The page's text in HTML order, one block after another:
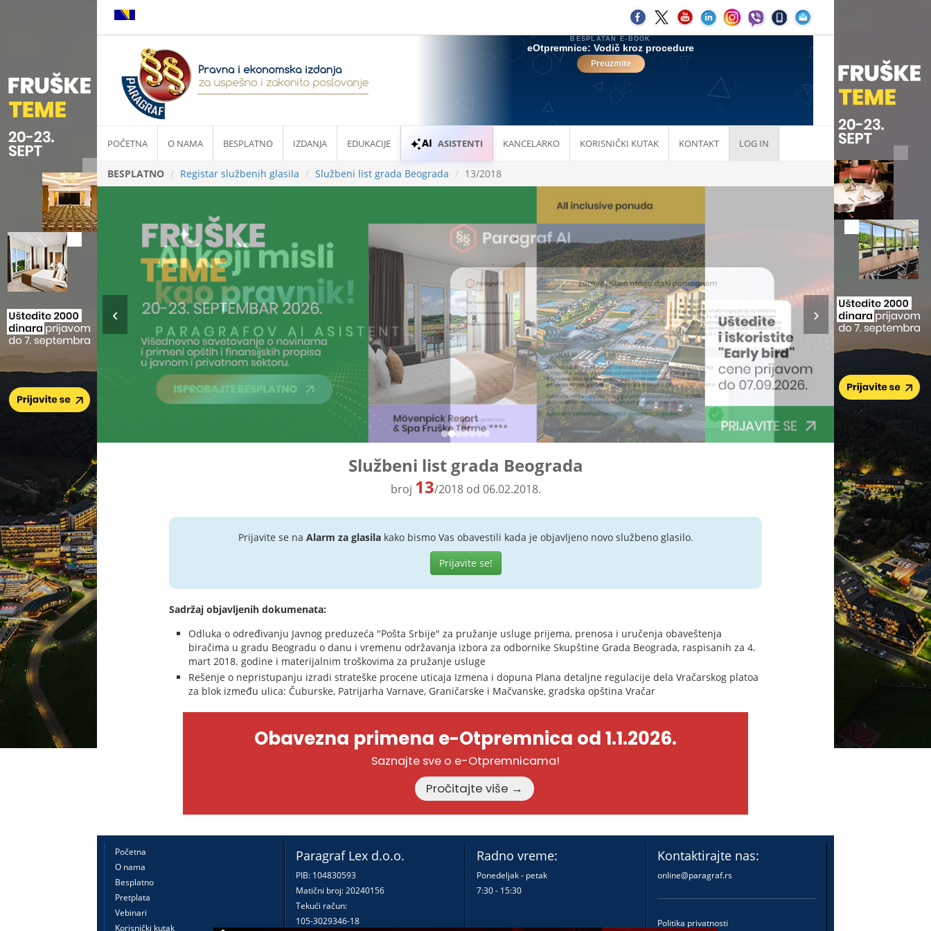
POČETNA O NAMA BESPLATNO IZDANJA EDUKACIJE ASISTENTI KANCELARKO KORISNIČKI KUTAK KONTAKT LOG IN
BESPLATNO Registar službenih glasila Službeni list grada Beograda 13/2018
Službeni list grada Beograda
broj 13/2018 od 06.02.2018.
Prijavite se na Alarm za glasilakako bismo Vas obavestili kada je objavljeno novo službeno glasilo.
Prijavite se!
Sadržaj objavljenih dokumenata:
Odluka o određivanju Javnog preduzeća "Pošta Srbije" za pružanje usluge prijema, prenosa i uručenja obaveštenja
biračima u gradu Beogradu o danu i vremenu održavanja izbora za odbornike Skupštine Grada Beograda, raspisanih za 4.
mart 2018. godine i materijalnim troškovima za pružanje usluge
Rešenje o nepristupanju izradi strateške procene uticaja Izmena i dopuna Plana detaljne regulacije dela Vračarskog platoa
za blok između ulica: Čuburske, Patrijarha Varnave, Graničarske i Mačvanske, gradska opština Vračar
Obavezna primena e-Otpremnica od 1.1.2026.
Saznajte sve o e-Otpremnicama!
Pročitajte više →
Početna
O nama
Besplatno
Pretplata
Vebinari
Korisnički kutak
Paragraf Lex d.o.o.
PIB: 104830593
Matični broj: 20240156
Tekući račun:
105-3029346-18
Radno vreme:
Ponedeljak - petak
7:30 - 15:30
Kontaktirajte nas:
online@paragraf.rs
Politika privatnosti